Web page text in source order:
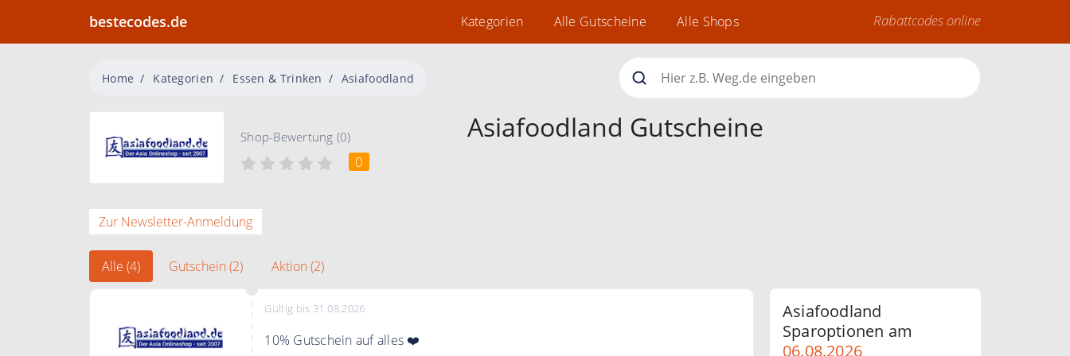
bestecodes.de Kategorien Alle Gutscheine Alle Shops Rabattcodes online
Home Kategorien Essen & Trinken Asiafoodland
Shop-Bewertung (0)
0
Asiafoodland Gutscheine
Zur Newsletter-Anmeldung
Alle (4) Gutschein (2) Aktion (2)
Gültig bis 31.08.2026
10% Gutschein auf alles ❤️
Asiafoodland
Sparoptionen am
06.08.2026